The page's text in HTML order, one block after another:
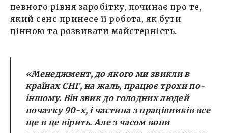
певного рівня заробітку, починає про те,
який сенс принесе її робота, як бути
цінною та розвивати майстерність.
«Менеджмент, до якого ми звикли в
країнах СНГ, на жаль, працює трохи по-
іншому. Він звик до голодних людей
початку 90-х, і частина з працівників все
ще в це вірить. Але з часом вони